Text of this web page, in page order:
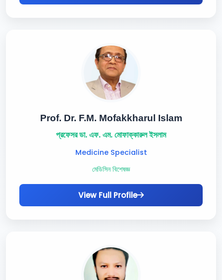
Prof. Dr. F.M. Mofakkharul Islam
প্রফেসর ডা. এফ. এম. মোফাক্কারুল ইসলাম
Medicine Specialist
মেডিসিন বিশেষজ্ঞ
View Full Profile